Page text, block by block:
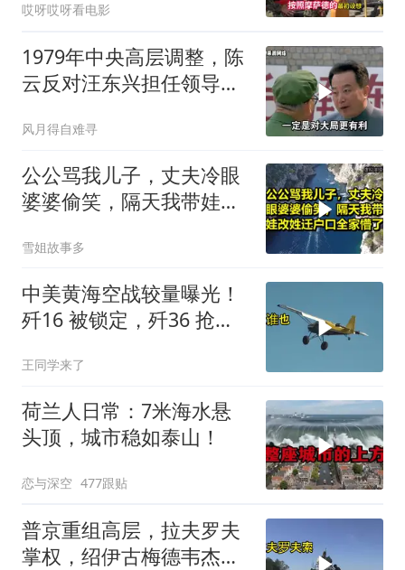
哎呀哎呀看电影
1979年中央高层调整，陈
云反对汪东兴担任领导职
风月得自难寻
公公骂我儿子，丈夫冷眼
婆婆偷笑，隔天我带娃改
雪姐故事多
中美黄海空战较量曝光！
歼16 被锁定，歼36 抢先
王同学来了
荷兰人日常：7米海水悬
头顶，城市稳如泰山！
恋与深空 477跟贴
普京重组高层，拉夫罗夫
掌权，绍伊古梅德韦杰夫